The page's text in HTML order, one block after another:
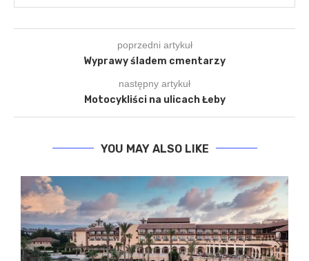
poprzedni artykuł
Wyprawy śladem cmentarzy
następny artykuł
Motocykliści na ulicach Łeby
YOU MAY ALSO LIKE